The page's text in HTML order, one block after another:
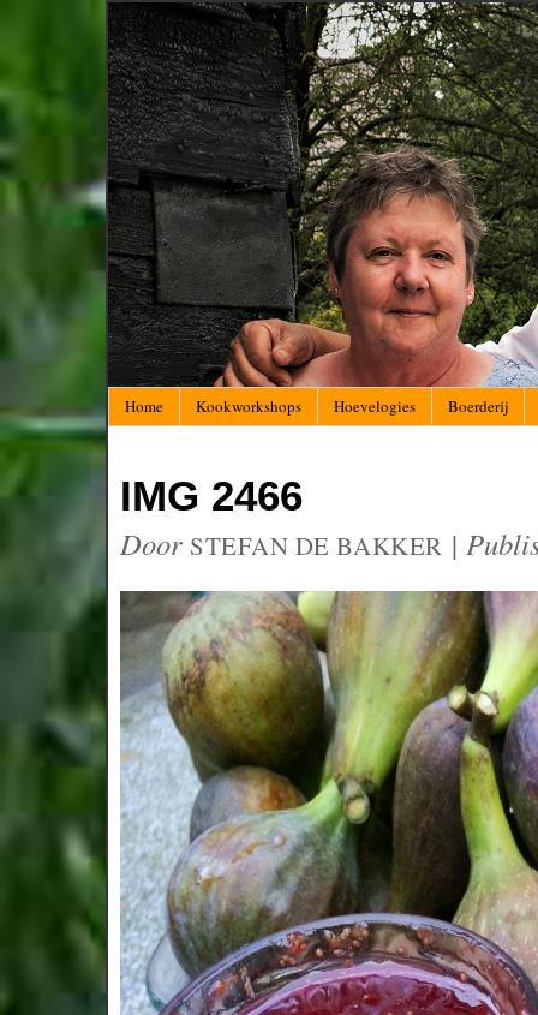
Home Kookworkshops Hoevelogies Boerderij
IMG 2466
Door STEFAN DE BAKKER |